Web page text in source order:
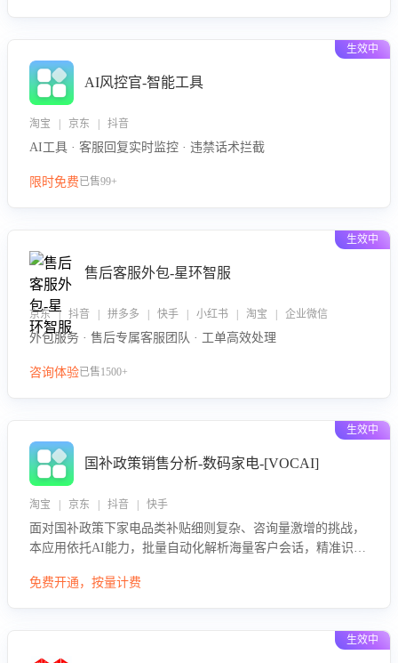
生效中
AI风控官-智能工具
淘宝 | 京东 | 抖音
AI工具 · 客服回复实时监控 · 违禁话术拦截
限时免费已售99+
生效中
售后客服外包-星环智服
京东 | 抖音 | 拼多多 | 快手 | 小红书 | 淘宝 | 企业微信
外包服务 · 售后专属客服团队 · 工单高效处理
咨询体验已售1500+
生效中
国补政策销售分析-数码家电-[VOCAI]
淘宝 | 京东 | 抖音 | 快手
面对国补政策下家电品类补贴细则复杂、咨询量激增的挑战，
本应用依托AI能力，批量自动化解析海量客户会话，精准识别
向，深度洞察决策动因。同时全面评估客服团队政策解读准确
免费开通，按量计费
生效中